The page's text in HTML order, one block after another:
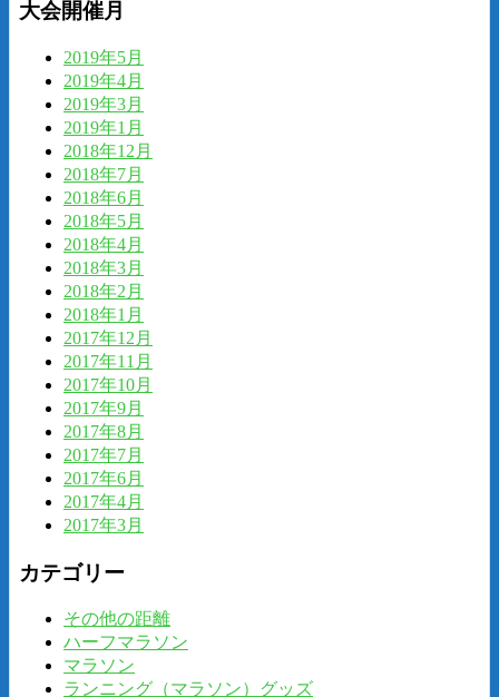
大会開催月
2019年5月
2019年4月
2019年3月
2019年1月
2018年12月
2018年7月
2018年6月
2018年5月
2018年4月
2018年3月
2018年2月
2018年1月
2017年12月
2017年11月
2017年10月
2017年9月
2017年8月
2017年7月
2017年6月
2017年4月
2017年3月
カテゴリー
その他の距離
ハーフマラソン
マラソン
ランニング（マラソン）グッズ